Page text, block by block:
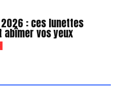
: ces lunettes
abîmer vos yeux